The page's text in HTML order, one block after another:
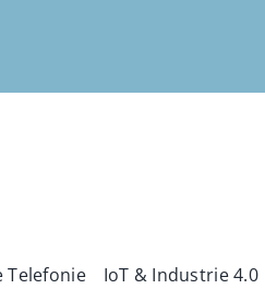
Telefonie IoT & Industrie 4.0